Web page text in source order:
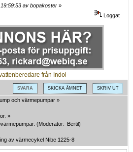
av bopakoster »
Loggat
SVARA SKICKA ÄMNET SKRIV UT
och värmepumpar »
»
(Moderator: Bertil)
av värmecykel Nibe 1225-8